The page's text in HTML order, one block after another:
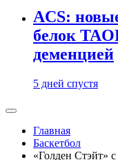
ACS:
белок
деменцией
5 дней спустя
Главная
Баскетбол
«Голден Стэйт»